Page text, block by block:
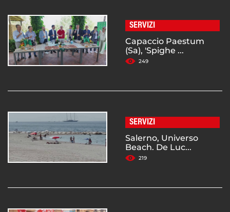
SERVIZI
Capaccio Paestum
(Sa), 'Spighe ...
249
SERVIZI
Salerno, Universo
Beach. De Luc...
219